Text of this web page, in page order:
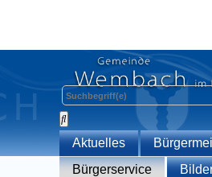
Aktuelles
Bürgerservice